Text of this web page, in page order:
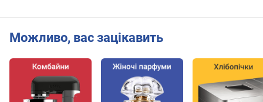
Можливо, вас зацікавить